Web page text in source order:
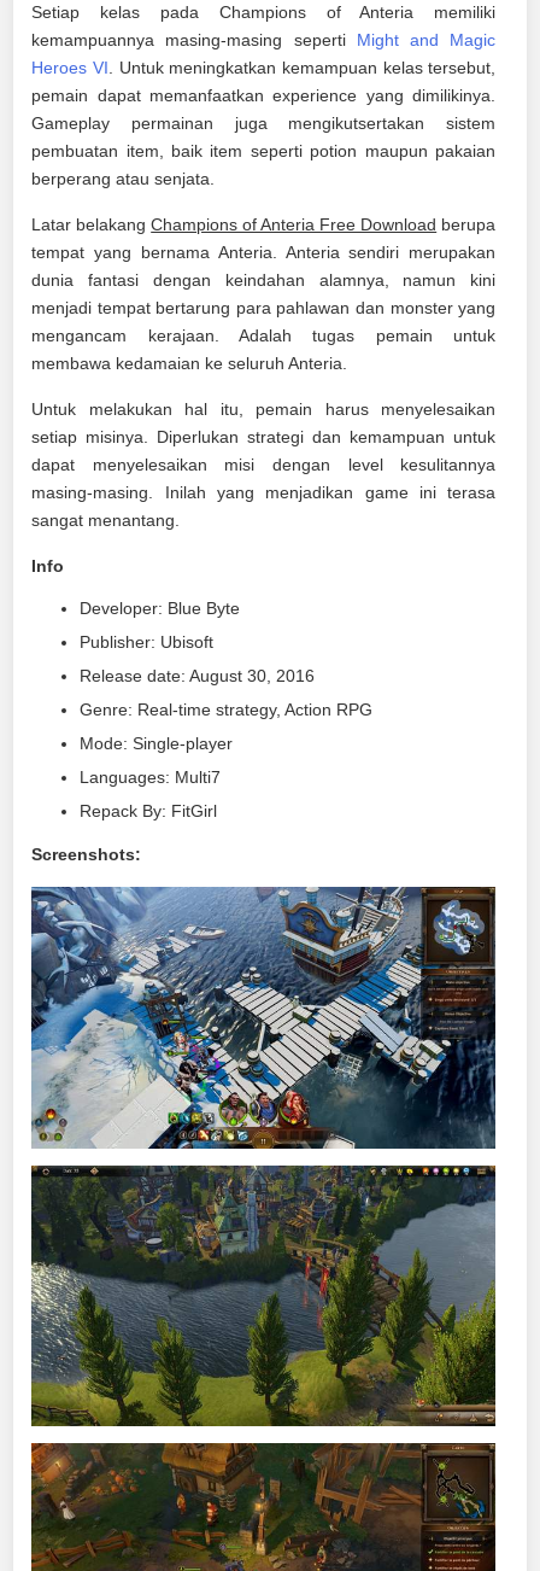
Setiap kelas pada Champions of Anteria memiliki
kemampuannya masing-masing seperti Might and Magic
Heroes VI . Untuk meningkatkan kemampuan kelas tersebut,
pemain dapat memanfaatkan experience yang dimilikinya.
Gameplay permainan juga mengikutsertakan sistem
pembuatan item, baik item seperti potion maupun pakaian
berperang atau senjata.
Latar belakangChampions of Anteria Free Download berupa
tempat yang bernama Anteria. Anteria sendiri merupakan
dunia fantasi dengan keindahan alamnya, namun kini
menjadi tempat bertarung para pahlawan dan monster yang
mengancam kerajaan. Adalah tugas pemain untuk
membawa kedamaian ke seluruh Anteria.
Untuk melakukan hal itu, pemain harus menyelesaikan
setiap misinya. Diperlukan strategi dan kemampuan untuk
dapat menyelesaikan misi dengan level kesulitannya
masing-masing. Inilah yang menjadikan game ini terasa
sangat menantang.
Info
Developer: Blue Byte
Publisher: Ubisoft
Release date: August 30, 2016
Genre: Real-time strategy, Action RPG
Mode: Single-player
Languages: Multi7
Repack By: FitGirl
Screenshots: